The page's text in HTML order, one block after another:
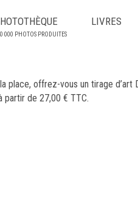
000 PHOTOS PRODUITES
LIVRES
offrez-vous un tirage d’art
partir de 27,00 € TTC.